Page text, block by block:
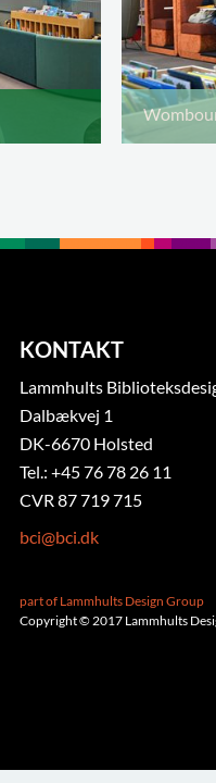
KONTAKT
Lammhults
Dalbækvej 1
DK-6670 Holsted
Tel.: +45 76 78 26 11
CVR 87 719 715
bci@bci.dk
part of Lammhults Design Group
Copyright © 2017 Lammhults